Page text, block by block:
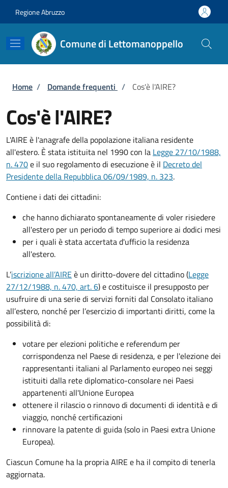
Regione Abruzzo
Comune di Lettomanoppello
Briciole di pane
Home / Domande frequenti / Cos'è l'AIRE?
Cos'è l'AIRE?
L'AIRE è l'anagrafe della popolazione italiana residente
all'estero. È stata istituita nel 1990 con la Legge 27/10/1988,
n. 470e il suo regolamento di esecuzione è il Decreto del
Presidente della Repubblica 06/09/1989, n. 323.
Contiene i dati dei cittadini:
che hanno dichiarato spontaneamente di voler risiedere
all'estero per un periodo di tempo superiore ai dodici mesi
per i quali è stata accertata d'ufficio la residenza
all'estero.
L’iscrizione all’AIRE è un diritto-dovere del cittadino (Legge
27/12/1988, n. 470, art. 6) e costituisce il presupposto per
usufruire di una serie di servizi forniti dal Consolato italiano
all’estero, nonché per l’esercizio di importanti diritti, come la
possibilità di:
votare per elezioni politiche e referendum per
corrispondenza nel Paese di residenza, e per l'elezione dei
rappresentanti italiani al Parlamento europeo nei seggi
istituiti dalla rete diplomatico-consolare nei Paesi
appartenenti all'Unione Europea
ottenere il rilascio o rinnovo di documenti di identità e di
viaggio, nonché certificazioni
rinnovare la patente di guida (solo in Paesi extra Unione
Europea).
Ciascun Comune ha la propria AIRE e ha il compito di tenerla
aggiornata.